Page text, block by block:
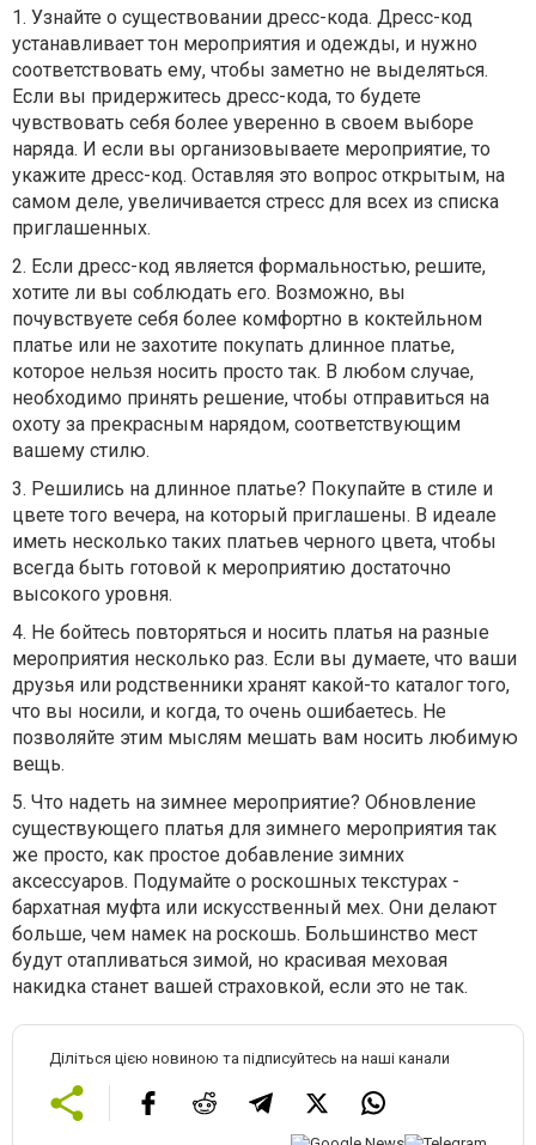
1. Узнайте о существовании дресс-кода. Дресс-код
устанавливает тон мероприятия и одежды, и нужно
соответствовать ему, чтобы заметно не выделяться.
Если вы придержитесь дресс-кода, то будете
чувствовать себя более уверенно в своем выборе
наряда. И если вы организовываете мероприятие, то
укажите дресс-код. Оставляя это вопрос открытым, на
самом деле, увеличивается стресс для всех из списка
приглашенных.
2. Если дресс-код является формальностью, решите,
хотите ли вы соблюдать его. Возможно, вы
почувствуете себя более комфортно в коктейльном
платье или не захотите покупать длинное платье,
которое нельзя носить просто так. В любом случае,
необходимо принять решение, чтобы отправиться на
охоту за прекрасным нарядом, соответствующим
вашему стилю.
3. Решились на длинное платье? Покупайте в стиле и
цвете того вечера, на который приглашены. В идеале
иметь несколько таких платьев черного цвета, чтобы
всегда быть готовой к мероприятию достаточно
высокого уровня.
4. Не бойтесь повторяться и носить платья на разные
мероприятия несколько раз. Если вы думаете, что ваши
друзья или родственники хранят какой-то каталог того,
что вы носили, и когда, то очень ошибаетесь. Не
позволяйте этим мыслям мешать вам носить любимую
вещь.
5. Что надеть на зимнее мероприятие? Обновление
существующего платья для зимнего мероприятия так
же просто, как простое добавление зимних
аксессуаров. Подумайте о роскошных текстурах -
бархатная муфта или искусственный мех. Они делают
больше, чем намек на роскошь. Большинство мест
будут отапливаться зимой, но красивая меховая
накидка станет вашей страховкой, если это не так.
Діліться цією новиною та підписуйтесь на наші канали